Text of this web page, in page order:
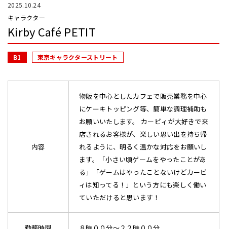
2025.10.24
キャラクター
Kirby Café PETIT
B1 東京キャラクターストリート
内容
物販を中心としたカフェで販売業務を中心
にケーキトッピング等、簡単な調理補助も
お願いいたします。 カービィが大好きで来
店されるお客様が、楽しい思い出を持ち帰
れるように、明るく温かな対応をお願いし
ます。「小さい頃ゲームをやったことがあ
る」「ゲームはやったことないけどカービ
ィは知ってる！」という方にも楽しく働い
ていただけると思います！